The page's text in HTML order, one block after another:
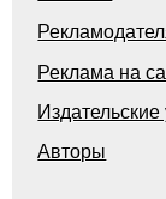
Реклама на
Издательские
Авторы